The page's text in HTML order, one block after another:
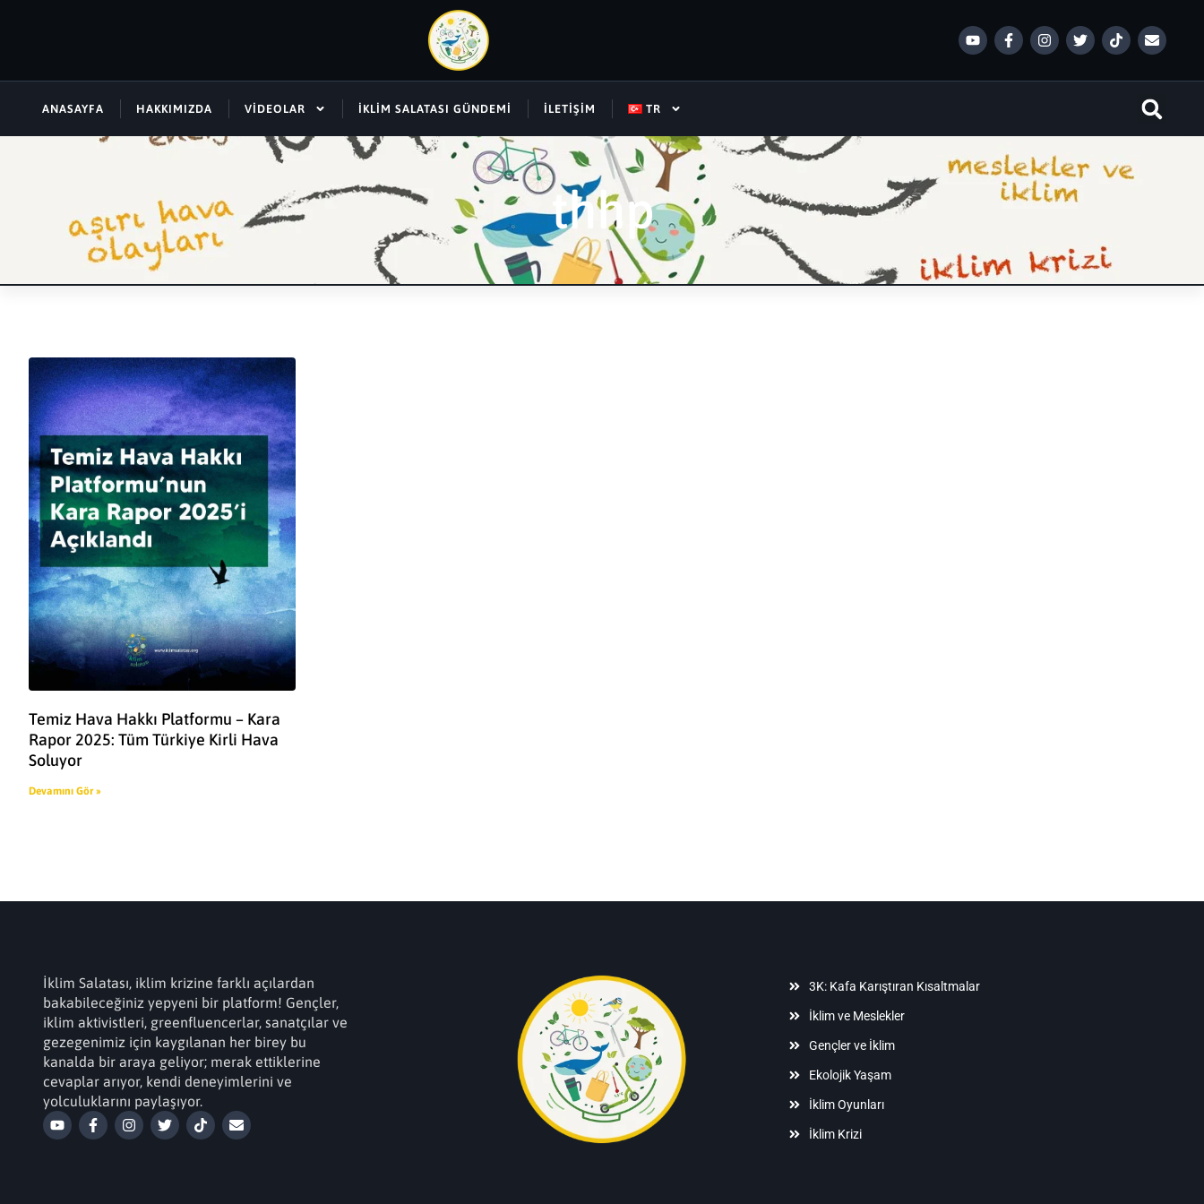
ANASAYFA HAKKIMIZDA VIDEOLAR İKLIM SALATASI GÜNDEMI İLETIŞIM TR
thhp
Temiz Hava Hakkı Platformu – Kara
Rapor 2025: Tüm Türkiye Kirli Hava
Soluyor
Devamını Gör »
İklim Salatası, iklim krizine farklı açılardan
bakabileceğiniz yepyeni bir platform! Gençler,
iklim aktivistleri, greenfluencerlar, sanatçılar ve
gezegenimiz için kaygılanan her birey bu
kanalda bir araya geliyor; merak ettiklerine
cevaplar arıyor, kendi deneyimlerini ve
yolculuklarını paylaşıyor.
3K: Kafa Karıştıran Kısaltmalar
İklim ve Meslekler
Gençler ve İklim
Ekolojik Yaşam
İklim Oyunları
İklim Krizi